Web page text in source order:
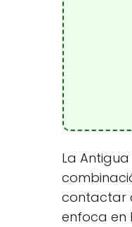
La
contactar
enfoca en